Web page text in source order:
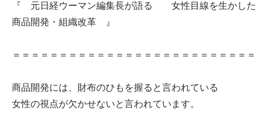
『 元日経ウーマン編集長が語る 女性目線を生かした
商品開発・組織改革 』
＝＝＝＝＝＝＝＝＝＝＝＝＝＝＝＝＝＝＝＝＝＝＝＝＝＝
商品開発には、財布のひもを握ると言われている
女性の視点が欠かせないと言われています。